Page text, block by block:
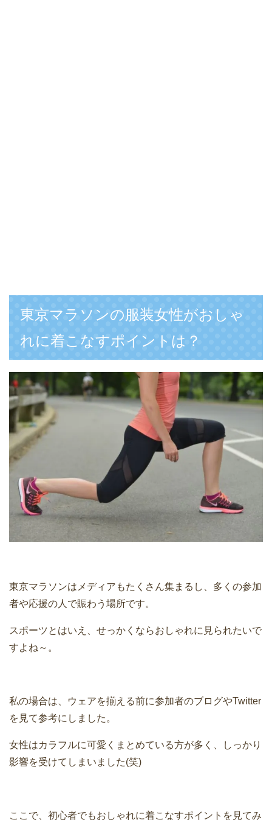
東京マラソンの服装女性がおしゃ
れに着こなすポイントは？
東京マラソンはメディアもたくさん集まるし、多くの参加
者や応援の人で賑わう場所です。
スポーツとはいえ、せっかくならおしゃれに見られたいで
すよね～。
私の場合は、ウェアを揃える前に参加者のブログやTwitter
を見て参考にしました。
女性はカラフルに可愛くまとめている方が多く、しっかり
影響を受けてしまいました(笑)
ここで、初心者でもおしゃれに着こなすポイントを見てみ